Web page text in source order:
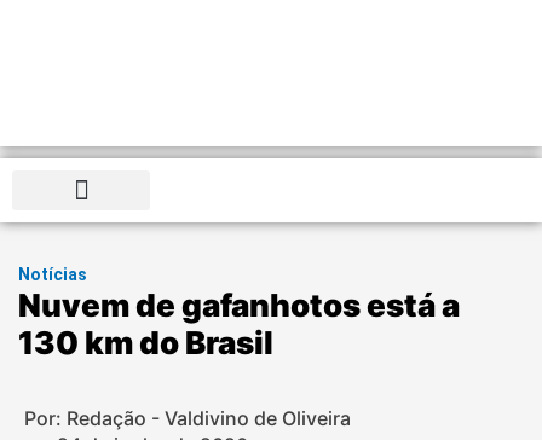
Notícias
Nuvem de gafanhotos está a
130 km do Brasil
Por: Redação - Valdivino de Oliveira